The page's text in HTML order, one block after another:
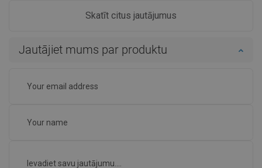
Skatīt citus jautājumus
Jautājiet mums par produktu